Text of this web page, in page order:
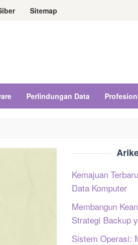
Sitemap
Perlindungan Data
Kemajuan
Data Komputer
Membangun
Strategi Backup
Sistem Operasi: